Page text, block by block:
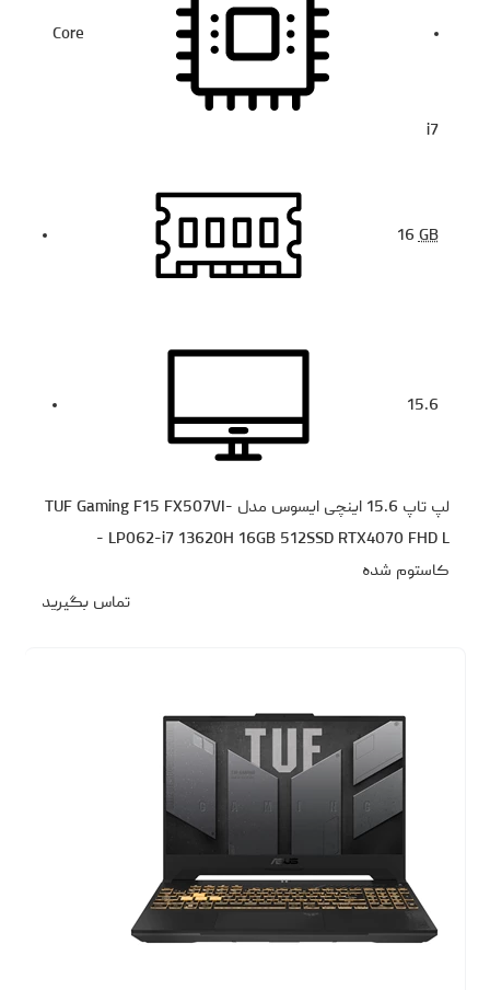
Core
i7
16GB
15.6
لپ تاپ 15.6 اینچی ایسوس مدل TUF Gaming F15 FX507VI-
LP062-i7 13620H 16GB 512SSD RTX4070 FHD L -
کاستوم شده
تماس بگیرید